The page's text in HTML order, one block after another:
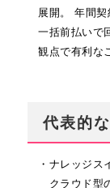
展開。 年間
一括前払いで
観点で有利な
代表的
・ナレッジス
クラウド型